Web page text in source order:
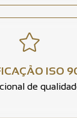
ISO
de